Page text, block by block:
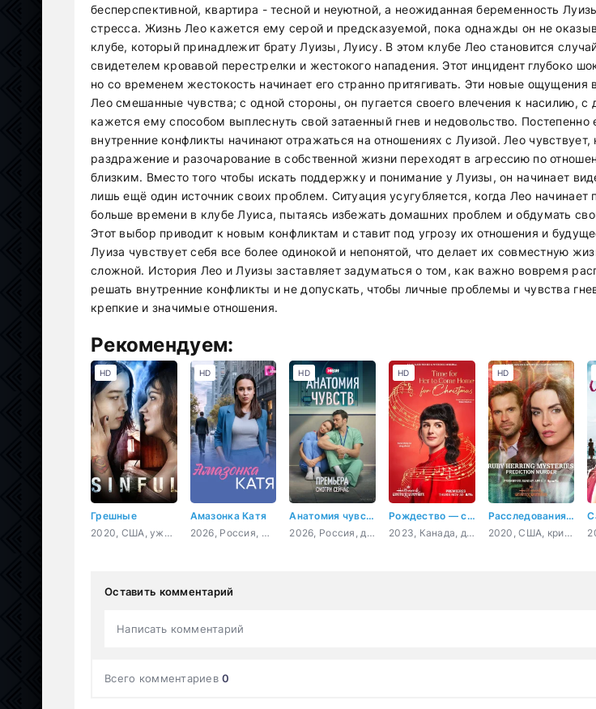
бесперспективной, квартира - тесной и неуютной, а неожиданная беременность
стресса. Жизнь Лео кажется ему серой и предсказуемой, пока однажды он не
клубе, который принадлежит брату Луизы, Луису. В этом клубе Лео становится
свидетелем кровавой перестрелки и жестокого нападения. Этот инцидент глубоко
но со временем жестокость начинает его странно притягивать. Эти новые ощущения
Лео смешанные чувства; с одной стороны, он пугается своего влечения к насилию, с
кажется ему способом выплеснуть свой затаенный гнев и недовольство. Постепенно
внутренние конфликты начинают отражаться на отношениях с Луизой. Лео чувствует,
раздражение и разочарование в собственной жизни переходят в агрессию по
близким. Вместо того чтобы искать поддержку и понимание у Луизы, он начинает
лишь ещё один источник своих проблем. Ситуация усугубляется, когда Лео начинает
больше времени в клубе Луиса, пытаясь избежать домашних проблем и обдумать
Этот выбор приводит к новым конфликтам и ставит под угрозу их отношения и
Луиза чувствует себя все более одинокой и непонятой, что делает их совместную
сложной. История Лео и Луизы заставляет задуматься о том, как важно вовремя
решать внутренние конфликты и не допускать, чтобы личные проблемы и чувства
крепкие и значимые отношения.
Рекомендуем:
Грешные
2020, США, ужасы, триллер
HD
Амазонка Катя
2026, Россия, мелодрама
HD
Анатомия чувств
2026, Россия, драма
HD
Рождество — самое время вернуться домой
2023, Канада, драма, мелодрама
HD
Расследования Руби Херринг: Предсказание убийства
2020, США, криминал, детектив
HD
Оставить комментарий
Написать комментарий
Всего комментариев0